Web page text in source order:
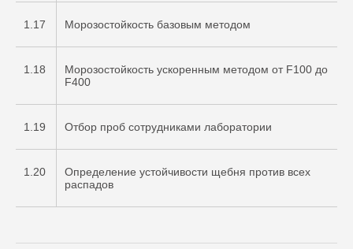
1.17 Морозостойкость базовым методом
1.18
Морозостойкость ускоренным методом от F100 до
F400
1.19 Отбор проб сотрудниками лаборатории
1.20
Определение устойчивости щебня против всех
распадов